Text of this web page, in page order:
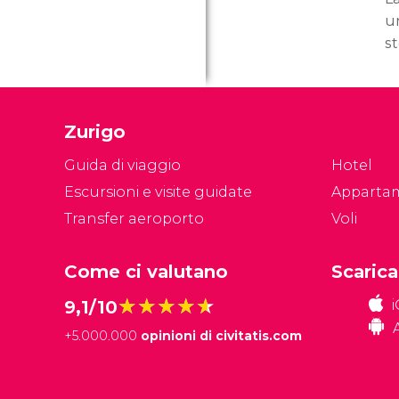
Zurigo
Guida di viaggio
Escursioni e visite guidate
Transfer aeroporto
Hotel
Voli
Come ci valutano
9,1/10★★★★★
★★★★★
+5.000.000 opinioni di civitatis.com